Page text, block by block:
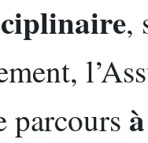
,
parcours